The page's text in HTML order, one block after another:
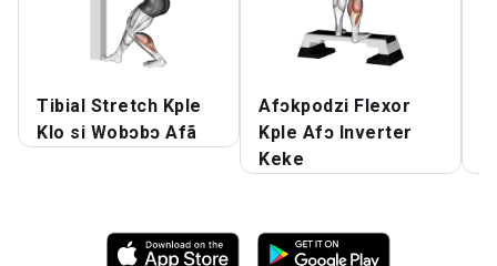
Tibial Stretch Kple
Klo si Wobɔbɔ Afã
Afɔkpodzi Flexor
Kple Afɔ Inverter
Keke